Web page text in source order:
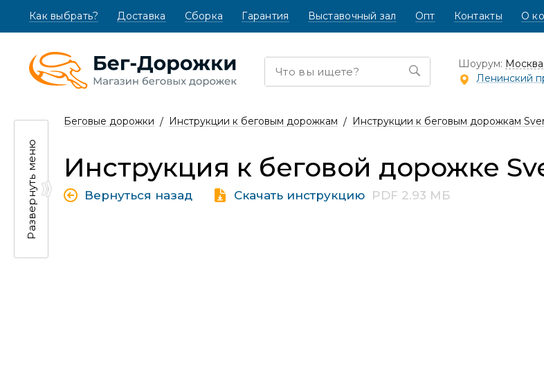
Как выбрать? (текущая)
Доставка Сборка Гарантия Выставочный зал Опт Контакты О
Шоурум: Москва
Ленинский
Развернуть меню
Беговые дорожки Инструкции к беговым дорожкам Инструкции к беговым дорожкам
Инструкция к беговой дорожке
Вернуться назад Скачать инструкцию PDF 2.93 МБ